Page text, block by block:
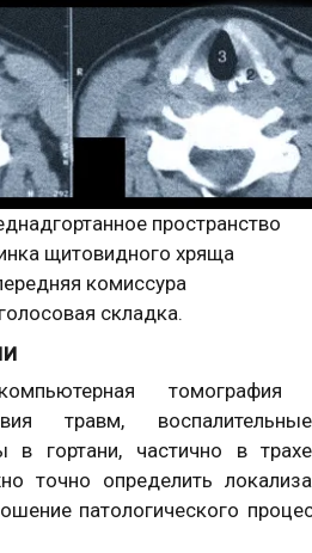
пространство
щитовидного хря­ща
комиссура
складка.
компьютерная
травм,
в гортани, частично в
точно определить
патологического